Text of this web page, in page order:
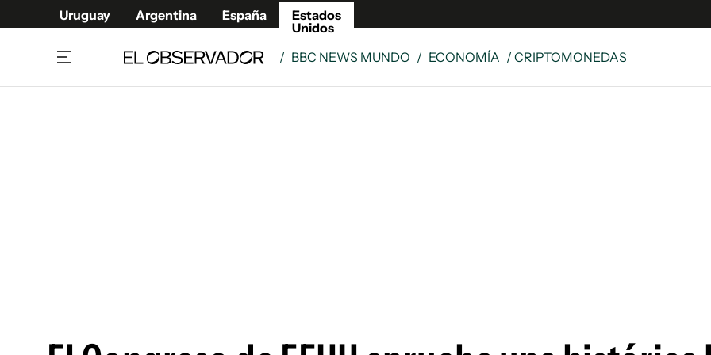
Uruguay Argentina España
Estados
Unidos
/ BBC NEWS MUNDO / ECONOMÍA / CRIPTOMONEDAS